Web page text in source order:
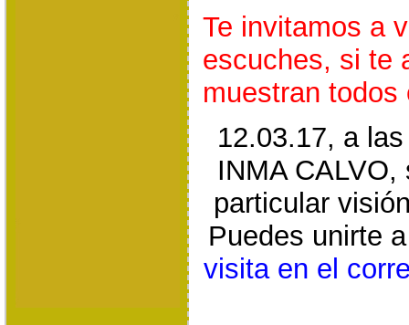
Te invitamos a
escuches, si te
muestran
12.03.17, a
INMA
particular
Puedes unirte
visita en el